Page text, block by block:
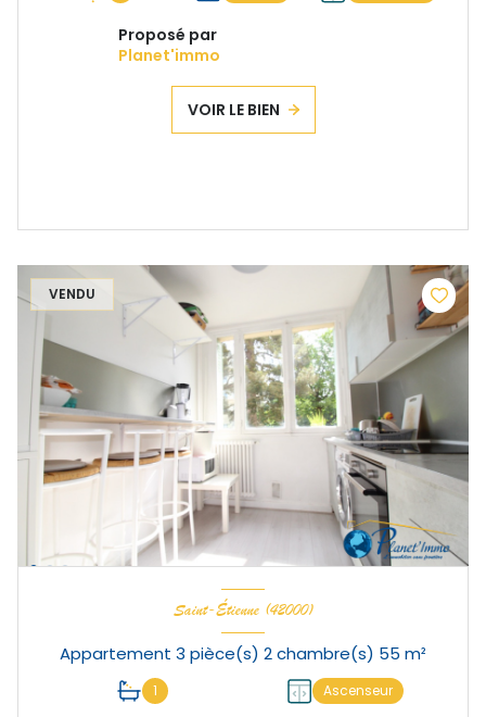
Proposé par
Planet'immo
VOIR LE BIEN
VENDU
Saint-Étienne (42000)
Appartement 3 pièce(s) 2 chambre(s) 55 m²
1 Ascenseur